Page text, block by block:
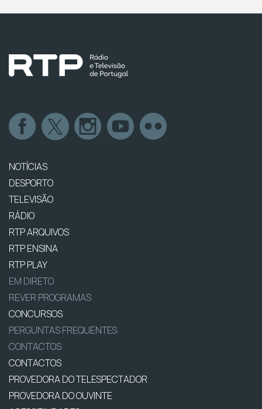
NOTÍCIAS
DESPORTO
TELEVISÃO
RÁDIO
RTP ARQUIVOS
RTP ENSINA
RTP PLAY
EM DIRETO
REVER PROGRAMAS
CONCURSOS
PERGUNTAS FREQUENTES
CONTACTOS
CONTACTOS
PROVEDORA DO TELESPECTADOR
PROVEDORA DO OUVINTE